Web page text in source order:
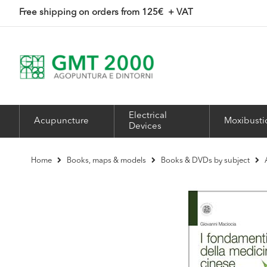
Free shipping on orders from 125€ + VATSkip
Acupuncture
Electrical
Devices
Home Books, maps & models Books & DVDs by subject